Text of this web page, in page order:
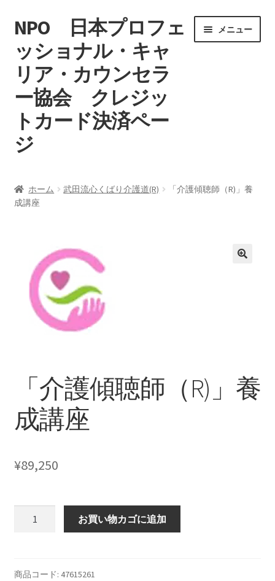
ナ
ビ
ゲ
ー
シ
ョ
ン
へ
ス
プ
コ
ン
テ
ン
ツ
へ
ス
キ
ッ
NPO 日本プロフェ
ッショナル・キャ
リア・カウンセラ
ー協会 クレジッ
トカード決済ペー
ジ
メニュー
マイアカウント
カート
支払い
プライバシーポリシー
ホーム 武田流心くばり介護道(R)
「介護傾聴師（R)」養
成講座
「介護傾聴師（R)」養
成講座
¥89,250
師
お買い物カゴに追加
商品コード: 47615261